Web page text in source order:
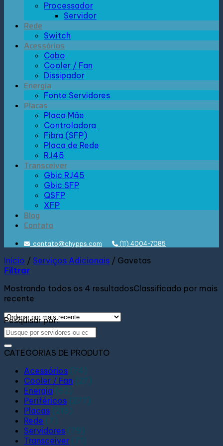
Processador
Servidor
Rede
Switch
Acessórios
Cabo
Cooler / Fan
Dissipador
Energia
Fonte Servidores
Placas
Placa Mãe
Controladora
Fibra (SFP)
Placa de Rede
RJ45
Transceiver
Gbic RJ45
Gbic SFP
QSFP
XFP
Blog
Contato
contato@chypps.com (11) 4004-7085
Início / Serviços Adicionais / Gavetas
Filtrar
Mostrando todos os 4 resultadosClassificado por mais
recente
Pesquisar por:
CATEGORIAS DE PRODUTO
Acessórios (74)
Cooler / Fan (27)
Energia (62)
Periféricos (277)
Placas (213)
Rede (7)
Servidores (79)
Transceiver (71)